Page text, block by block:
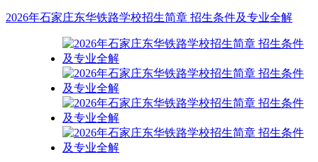
2026年石家庄东华铁路学校招生简章 招生条件及专业全解